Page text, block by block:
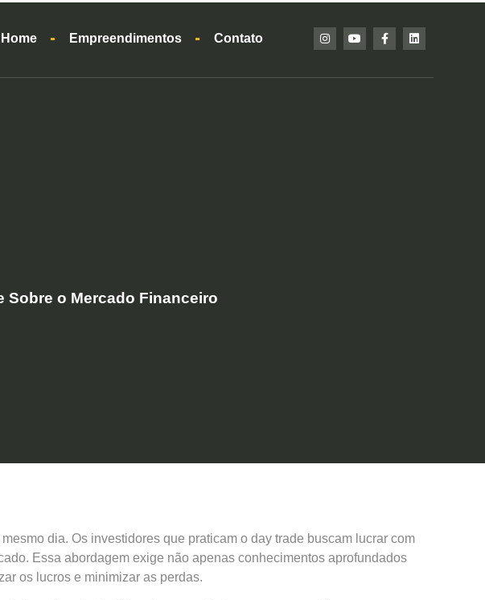
Home Empreendimentos Contato
Sobre o Mercado Financeiro
dia. Os investidores que praticam o day trade buscam lucrar com
Essa abordagem exige não apenas conhecimentos aprofundados
os lucros e minimizar as perdas.